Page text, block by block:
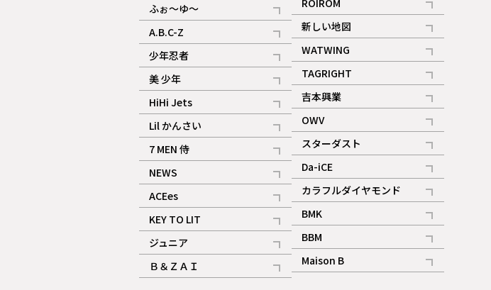
ふぉ～ゆ～
記事
A.B.C-Z
記事
ギャラリー
少年忍者
記事
美 少年
記事
HiHi Jets
記事
Lil かんさい
記事
7 MEN 侍
記事
NEWS
記事
ACEes
記事
KEY TO LIT
記事
ジュニア
記事
Ｂ＆ＺＡＩ
記事
ROIROM
記事
新しい地図
記事
WATWING
記事
TAGRIGHT
記事
吉本興業
記事
OWV
記事
ギャラリー
スターダスト
記事
Da-iCE
記事
カラフルダイヤモンド
記事
BMK
記事
ギャラリー
BBM
記事
ギャラリー
Maison B
記事